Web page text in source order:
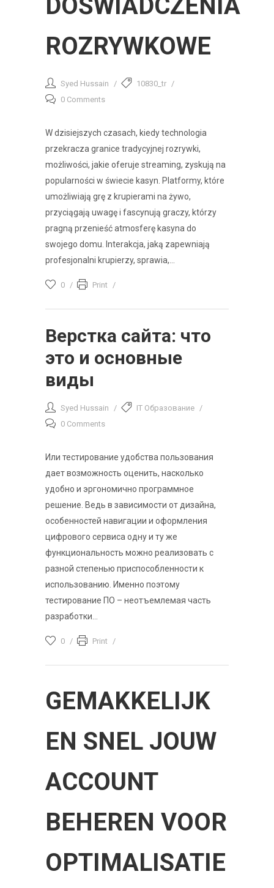
DOŚWIADCZENIA
ROZRYWKOWE
Syed Hussain
10830_tr
0 Comments
W dzisiejszych czasach, kiedy technologia
przekracza granice tradycyjnej rozrywki,
możliwości, jakie oferuje streaming, zyskują na
popularności w świecie kasyn. Platformy, które
umożliwiają grę z krupierami na żywo,
przyciągają uwagę i fascynują graczy, którzy
pragną przenieść atmosferę kasyna do
swojego domu. Interakcja, jaką zapewniają
profesjonalni krupierzy, sprawia,...
0 Print
Верстка сайта: что
это и основные
виды
Syed Hussain
IT Образование
0 Comments
Или тестирование удобства пользования
дает возможность оценить, насколько
удобно и эргономично программное
решение. Ведь в зависимости от дизайна,
особенностей навигации и оформления
цифрового сервиса одну и ту же
функциональность можно реализовать с
разной степенью приспособленности к
использованию. Именно поэтому
тестирование ПО – неотъемлемая часть
разработки...
0 Print
GEMAKKELIJK
EN SNEL JOUW
ACCOUNT
BEHEREN VOOR
OPTIMALISATIE